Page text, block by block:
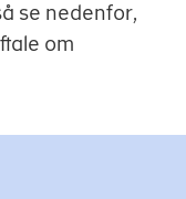
se nedenfor,
om